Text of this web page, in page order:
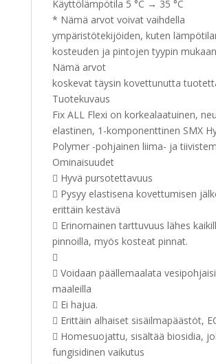
Käyttölämpötila 5 °C → 35 °C
* Nämä arvot voivat vaihdella
ympäristötekijöiden, kuten
kosteuden ja pintojen tyypin
Nämä arvot
koskevat täysin kovettunutta
Tuotekuvaus
Fix ALL Flexi on korkealaatuinen,
elastinen, 1-komponenttinen SMX
Polymer -pohjainen liima- ja
Ominaisuudet
 Hyvä pursotettavuus
 Pysyy elastisena kovettumisen
erittäin kestävä
 Erinomainen tarttuvuus lähes
pinnoilla, myös kosteat pinnat.

 Voidaan päällemaalata
maaleilla
 Ei hajua.
 Erittäin alhaiset sisäilmapäästöt,
 Homesuojattu, sisältää biosidia,
fungisidinen vaikutus